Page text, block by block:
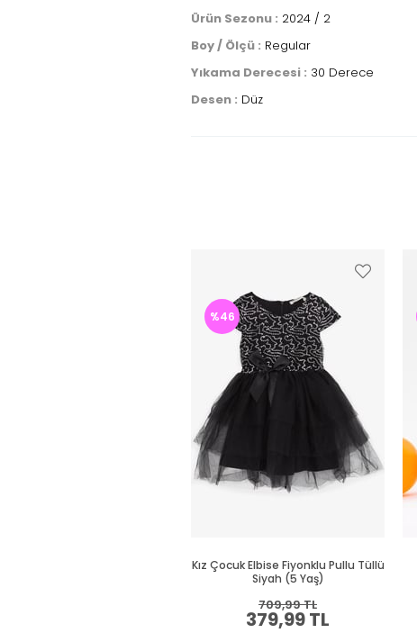
Ürün Sezonu : 2024 / 2
Boy / Ölçü : Regular
Yıkama Derecesi : 30 Derece
Desen : Düz
Kız Çocuk Elbise Fiyonklu Pullu Tüllü
Siyah (5 Yaş)
379,99 TL
709,99 TL
%46